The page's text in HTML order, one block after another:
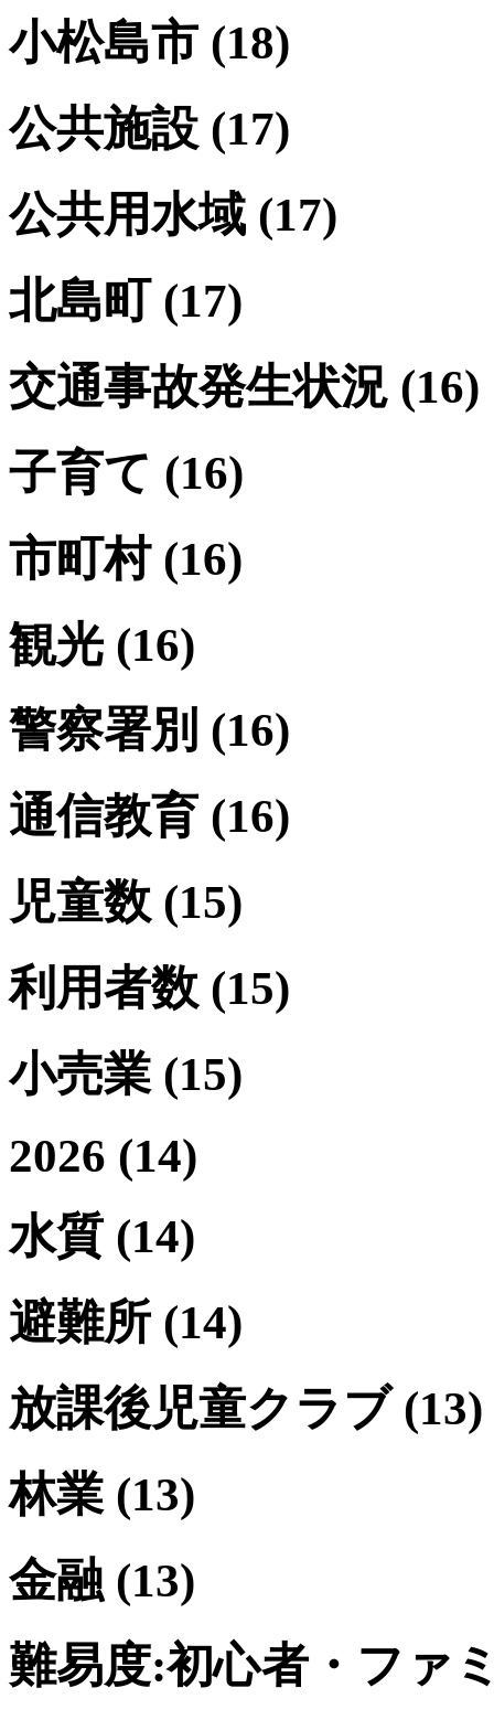
小松島市 (18)
公共施設 (17)
公共用水域 (17)
北島町 (17)
交通事故発生状況 (16)
子育て (16)
市町村 (16)
観光 (16)
警察署別 (16)
通信教育 (16)
児童数 (15)
利用者数 (15)
小売業 (15)
2026 (14)
水質 (14)
避難所 (14)
放課後児童クラブ (13)
林業 (13)
金融 (13)
難易度:初心者・ファ